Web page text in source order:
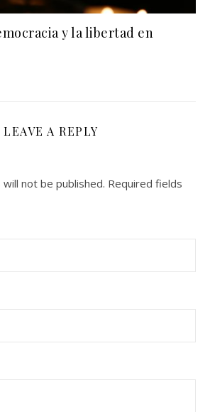
y la libertad en
LEAVE A REPLY
not be published. Required fields